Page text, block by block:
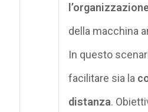
della macchina
In questo
facilitare sia la
distanza.